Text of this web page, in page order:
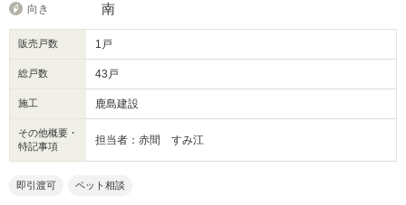
向き 南
販売戸数 1戸
総戸数 43戸
施工 鹿島建設
その他概要・
特記事項
担当者：赤間 すみ江
即引渡可 ペット相談